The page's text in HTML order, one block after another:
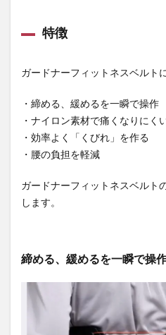
特徴
ガードナーフィットネスベルト
・締める、緩めるを一瞬で操作
・ナイロン素材で痛くなりにく
・効率よく「くびれ」を作る
・腰の負担を軽減
ガードナーフィットネスベルト
します。
締める、緩めるを一瞬で操